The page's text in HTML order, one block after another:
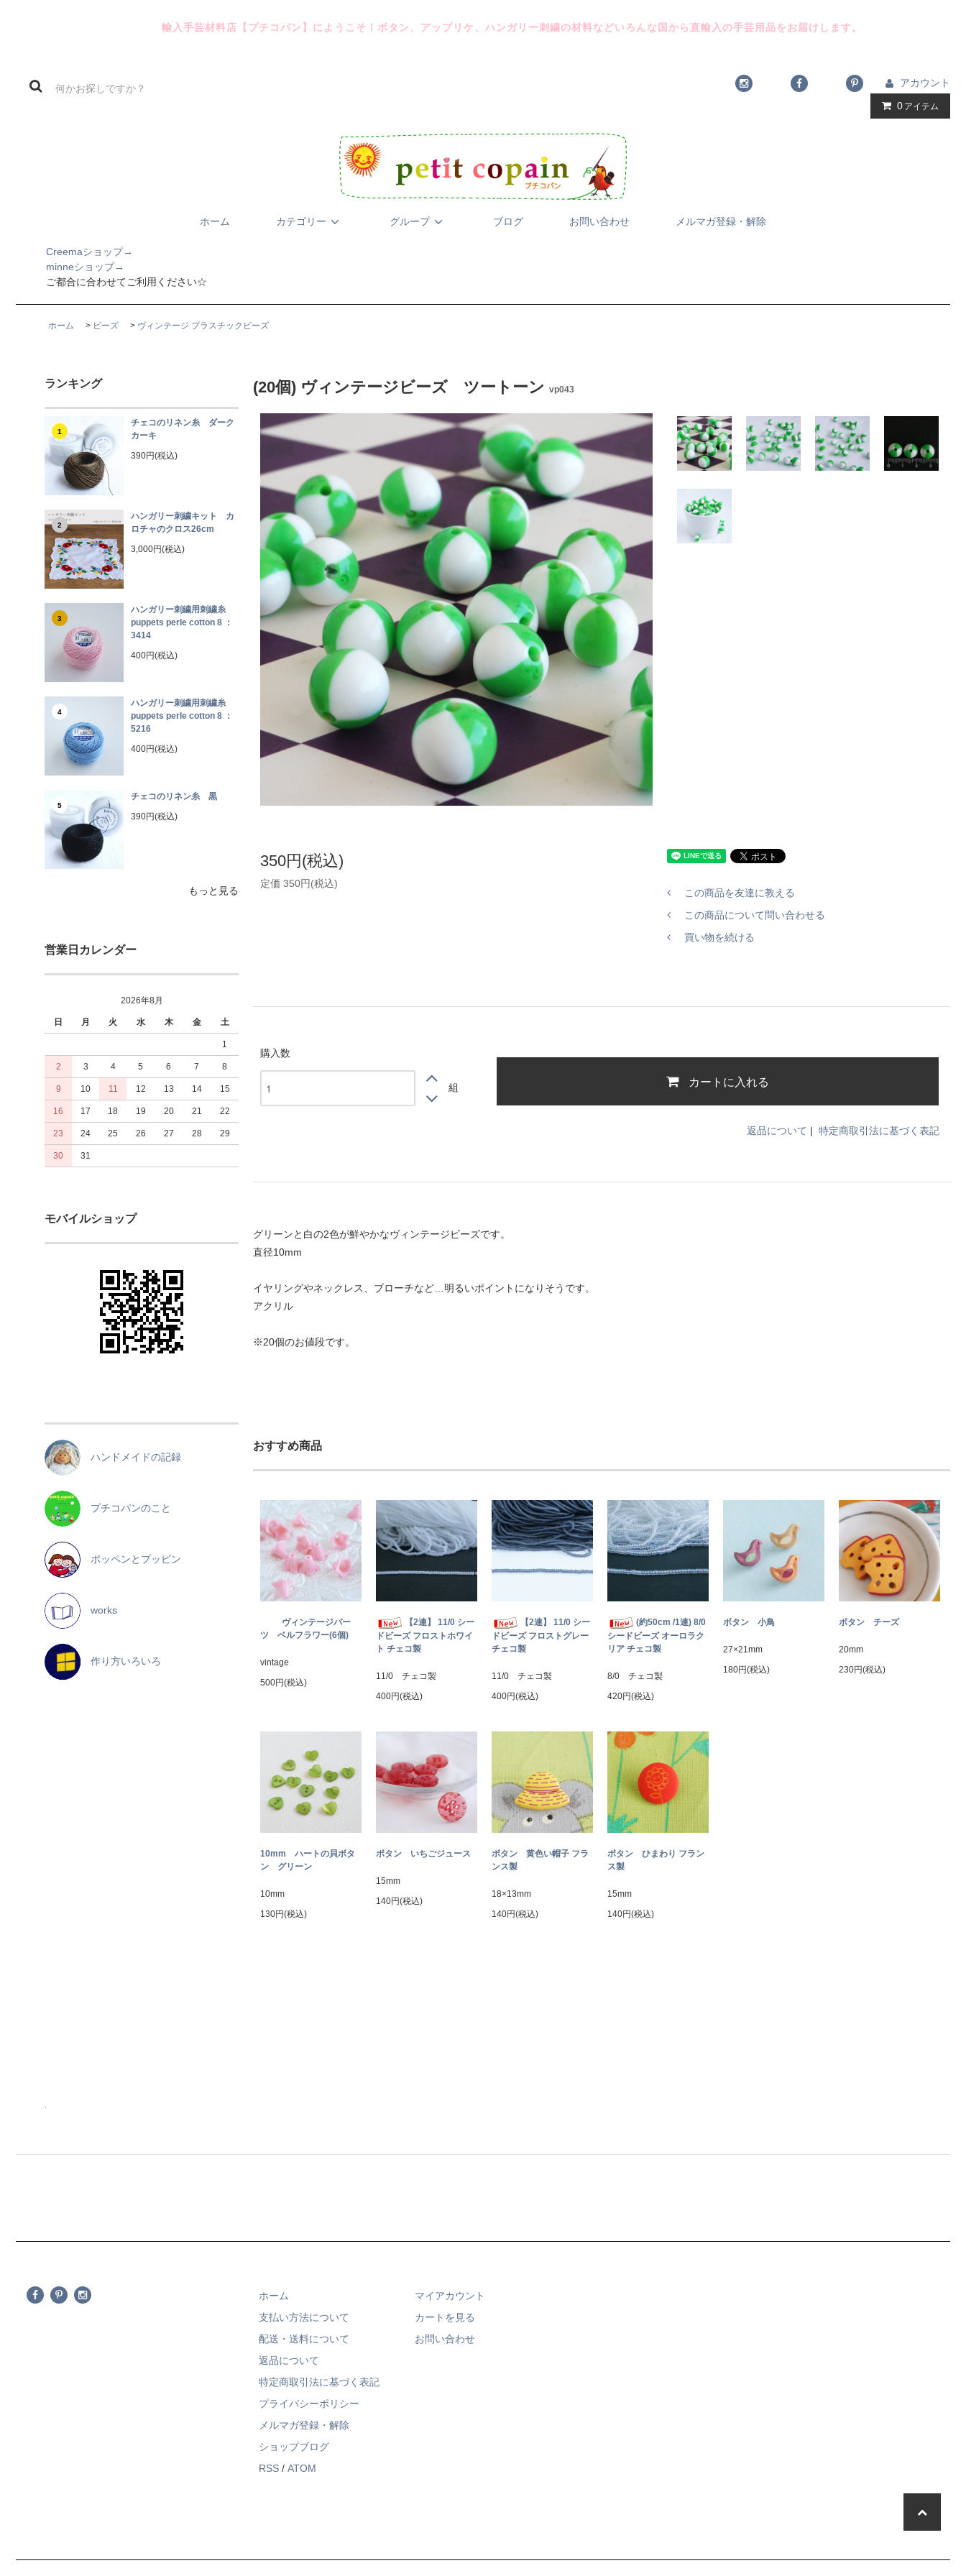
輸入手芸材料店【プチコパン】にようこそ！ボタン、アップリケ、ハンガリー刺繍の材料などいろんな国から直輸入の手芸用品をお届けします。
アカウント
0 アイテム
ホーム カテゴリー グループ ブログ お問い合わせ メルマガ登録・解除
Creemaショップ→
minneショップ→
ご都合に合わせてご利用ください☆
ホーム > ビーズ > ヴィンテージ プラスチックビーズ
ランキング
1
チェコのリネン糸 ダーク
カーキ
390円(税込)
2
ハンガリー刺繍キット カ
ロチャのクロス26cm
3,000円(税込)
3
ハンガリー刺繍用刺繍糸
puppets perle cotton 8 ：
3414
400円(税込)
4
ハンガリー刺繍用刺繍糸
puppets perle cotton 8 ：
5216
400円(税込)
5
チェコのリネン糸 黒
390円(税込)
もっと見る
営業日カレンダー
2026年8月
日 月 火 水 木 金 土
1
2 3 4 5 6 7 8
9 10 11 12 13 14 15
16 17 18 19 20 21 22
23 24 25 26 27 28 29
30 31
モバイルショップ
ハンドメイドの記録
プチコパンのこと
ポッペンとプッピン
works
作り方いろいろ
(20個) ヴィンテージビーズ ツートーン vp043
350円(税込)
定価 350円(税込)
この商品を友達に教える
この商品について問い合わせる
買い物を続ける
購入数
組 カートに入れる
返品について | 特定商取引法に基づく表記
グリーンと白の2色が鮮やかなヴィンテージビーズです。
直径10mm
イヤリングやネックレス、ブローチなど…明るいポイントになりそうです。
アクリル
※20個のお値段です。
おすすめ商品
ヴィンテージパー
ツ ベルフラワー(6個)
vintage
500円(税込)
【2連】 11/0 シー
ドビーズ フロストホワイ
ト チェコ製
11/0 チェコ製
400円(税込)
【2連】 11/0 シー
ドビーズ フロストグレー
チェコ製
11/0 チェコ製
400円(税込)
(約50cm /1連) 8/0
シードビーズ オーロラク
リア チェコ製
8/0 チェコ製
420円(税込)
ボタン 小鳥
27×21mm
180円(税込)
ボタン チーズ
20mm
230円(税込)
10mm ハートの貝ボタ
ン グリーン
10mm
130円(税込)
ボタン いちごジュース
15mm
140円(税込)
ボタン 黄色い帽子 フラ
ンス製
18×13mm
140円(税込)
ボタン ひまわり フラン
ス製
15mm
140円(税込)
ホーム
支払い方法について
配送・送料について
返品について
特定商取引法に基づく表記
プライバシーポリシー
メルマガ登録・解除
ショップブログ
RSS / ATOM
マイアカウント
カートを見る
お問い合わせ